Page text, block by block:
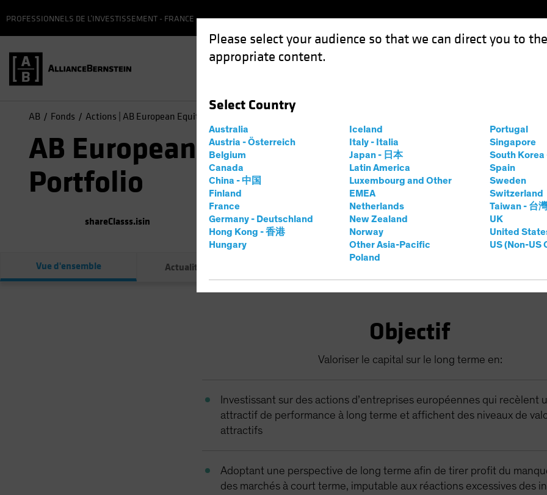
Please select your audience so that we can direct you to
appropriate content.
Select Country
Australia
Austria - Österreich
Belgium
Canada
China - 中国
Finland
France
Germany - Deutschland
Hong Kong - 香港
Hungary
Iceland
Italy - Italia
Japan - 日本
Latin America
Luxembourg and Other
EMEA
Netherlands
New Zealand
Norway
Other Asia-Pacific
Poland
Portugal
Singapore
South Korea
Spain
Sweden
Switzerland
Taiwan - 台
UK
United
US (Non-US
PROFESSIONNELS DE L’INVESTISSEMENT - FRANCE
Fonds
AB Fonds Actions | AB European Equity Portfolio
AB European Equity
Portfolio
Part
shareClasss.isin (au 07/08/2026) prices.change
0,00 0,00
Vue d'ensemble Actualités du fonds
Objectif
Valoriser le capital sur le long terme en:
Investissant sur des actions d’entreprises européennes qui recèlent
attractif de performance à long terme et affichent des niveaux de
attractifs
Adoptant une perspective de long terme afin de tirer profit du
des marchés à court terme, imputable aux réactions excessives des